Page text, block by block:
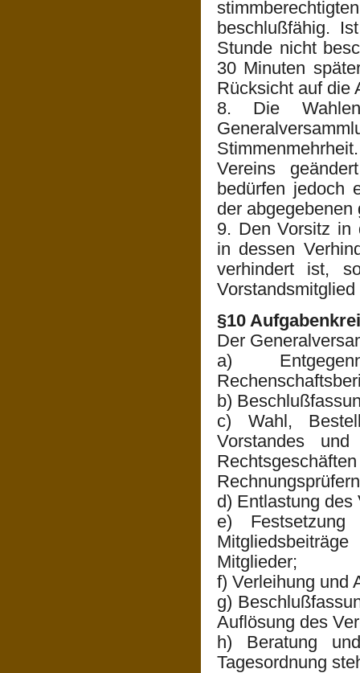
beschlußfähig.
Stunde nicht
30 Minuten
Rücksicht auf die
8. Die
Vereins
bedürfen jedoch
der
9. Den Vorsitz in
in dessen
verhindert ist,
§10
Der
a)
b)
c) Wahl,
Vorstandes
d) Entlastung des
e)
Mitglieder;
f) Verleihung und
g)
Auflösung des
h) Beratung
Tagesordnung